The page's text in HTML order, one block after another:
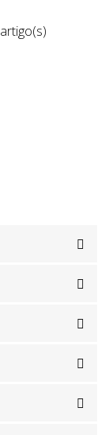




